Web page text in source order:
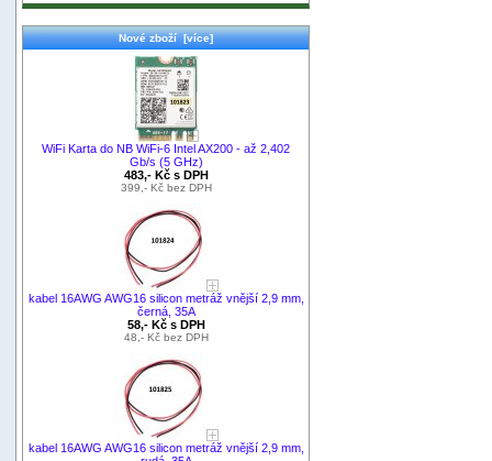
Nové zboží [více]
WiFi Karta do NB WiFi-6 Intel AX200 - až 2,402
Gb/s (5 GHz)
483,- Kč s DPH
399,- Kč bez DPH
kabel 16AWG AWG16 silicon metráž vnější 2,9 mm,
černá, 35A
58,- Kč s DPH
48,- Kč bez DPH
kabel 16AWG AWG16 silicon metráž vnější 2,9 mm,